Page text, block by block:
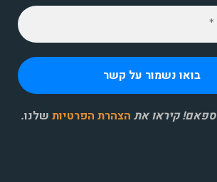
ספאם! קיראו את הצהרת הפרטיות שלנו.